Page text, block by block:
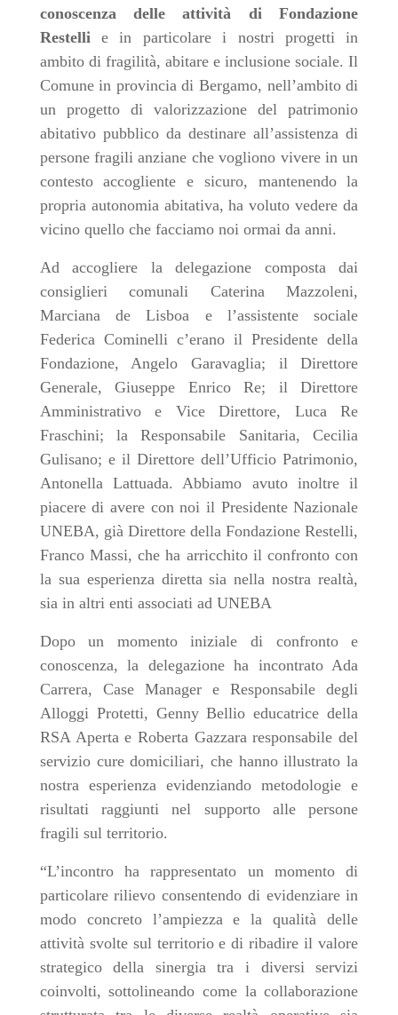
conoscenza delle attività di Fondazione
Restellie in particolare i nostri progetti in
ambito di fragilità, abitare e inclusione sociale. Il
Comune in provincia di Bergamo, nell’ambito di
un progetto di valorizzazione del patrimonio
abitativo pubblico da destinare all’assistenza di
persone fragili anziane che vogliono vivere in un
contesto accogliente e sicuro, mantenendo la
propria autonomia abitativa, ha voluto vedere da
vicino quello che facciamo noi ormai da anni.
Ad accogliere la delegazione composta dai
consiglieri comunali Caterina Mazzoleni,
Marciana de Lisboa e l’assistente sociale
Federica Cominelli c’erano il Presidente della
Fondazione, Angelo Garavaglia; il Direttore
Generale, Giuseppe Enrico Re; il Direttore
Amministrativo e Vice Direttore, Luca Re
Fraschini; la Responsabile Sanitaria, Cecilia
Gulisano; e il Direttore dell’Ufficio Patrimonio,
Antonella Lattuada. Abbiamo avuto inoltre il
piacere di avere con noi il Presidente Nazionale
UNEBA, già Direttore della Fondazione Restelli,
Franco Massi, che ha arricchito il confronto con
la sua esperienza diretta sia nella nostra realtà,
sia in altri enti associati ad UNEBA
Dopo un momento iniziale di confronto e
conoscenza, la delegazione ha incontrato Ada
Carrera, Case Manager e Responsabile degli
Alloggi Protetti, Genny Bellio educatrice della
RSA Aperta e Roberta Gazzara responsabile del
servizio cure domiciliari, che hanno illustrato la
nostra esperienza evidenziando metodologie e
risultati raggiunti nel supporto alle persone
fragili sul territorio.
“L’incontro ha rappresentato un momento di
particolare rilievo consentendo di evidenziare in
modo concreto l’ampiezza e la qualità delle
attività svolte sul territorio e di ribadire il valore
strategico della sinergia tra i diversi servizi
coinvolti, sottolineando come la collaborazione